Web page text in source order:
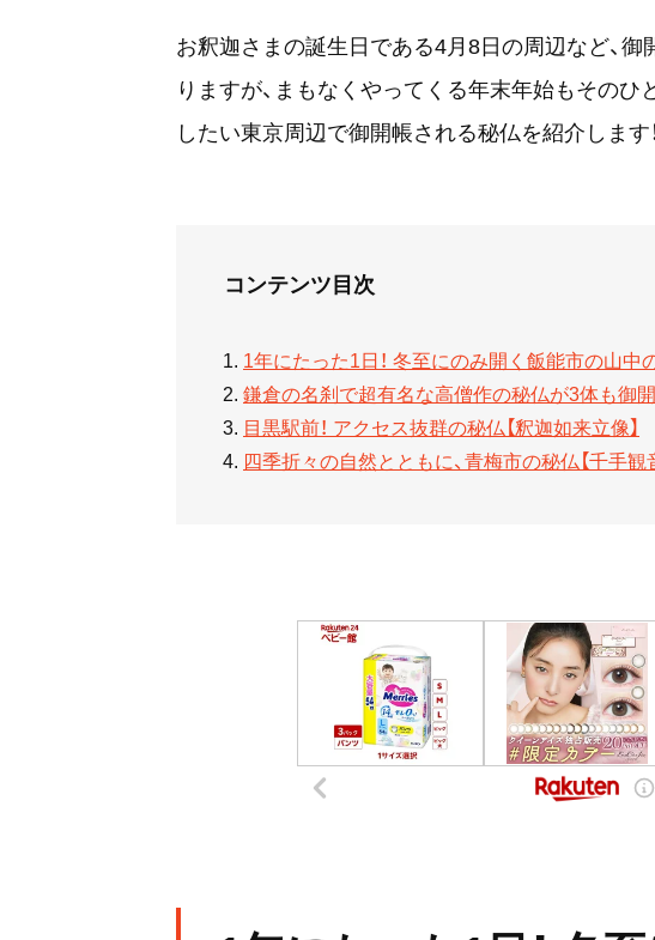
お釈迦さまの誕生日である4月8日の周辺など、
りますが、まもなくやってくる年末年始もそのひ
したい東京周辺で御開帳される秘仏を紹介します
コンテンツ目次
1年にたった1日！ 冬至にのみ開く飯能市の山中
鎌倉の名刹で超有名な高僧作の秘仏が3体も御開
目黒駅前！ アクセス抜群の秘仏【釈迦如来立像】
四季折々の自然とともに、青梅市の秘仏【千手観